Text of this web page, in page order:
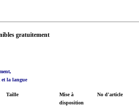
gratuitement
et la langue
Taille
Mise à
disposition
No d'article